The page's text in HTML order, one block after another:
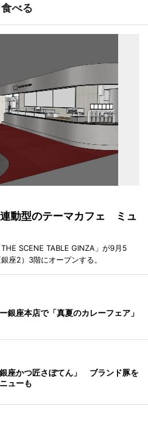
食べる
動型のテーマカフェ ミュ
SCENE TABLE GINZA」が9月5
座2）3階にオープンする。
銀座本店で「真夏のカレーフェア」
座かつ匠さぼてん」 ブランド豚を
ューも